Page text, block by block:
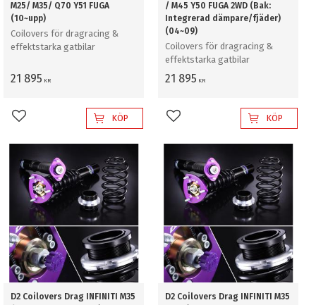
M25/ M35/ Q70 Y51 FUGA
(10~upp)
Coilovers för dragracing &
effektstarka gatbilar
21 895 KR
Lägg till i favoriterKÖP
/ M45 Y50 FUGA 2WD (Bak:
Integrerad dämpare/fjäder)
(04~09)
Coilovers för dragracing &
effektstarka gatbilar
21 895 KR
Lägg till i favoriterKÖP
D2 Coilovers Drag INFINITI M35
D2 Coilovers Drag INFINITI M35